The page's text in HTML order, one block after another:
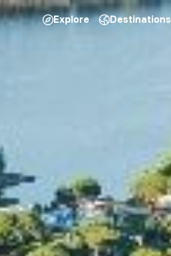
Explore Destinations